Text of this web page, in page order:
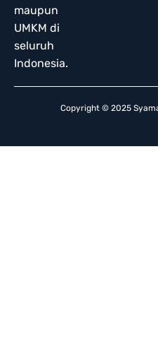
maupun
UMKM di
seluruh
Indonesia.
Copyright © 2025